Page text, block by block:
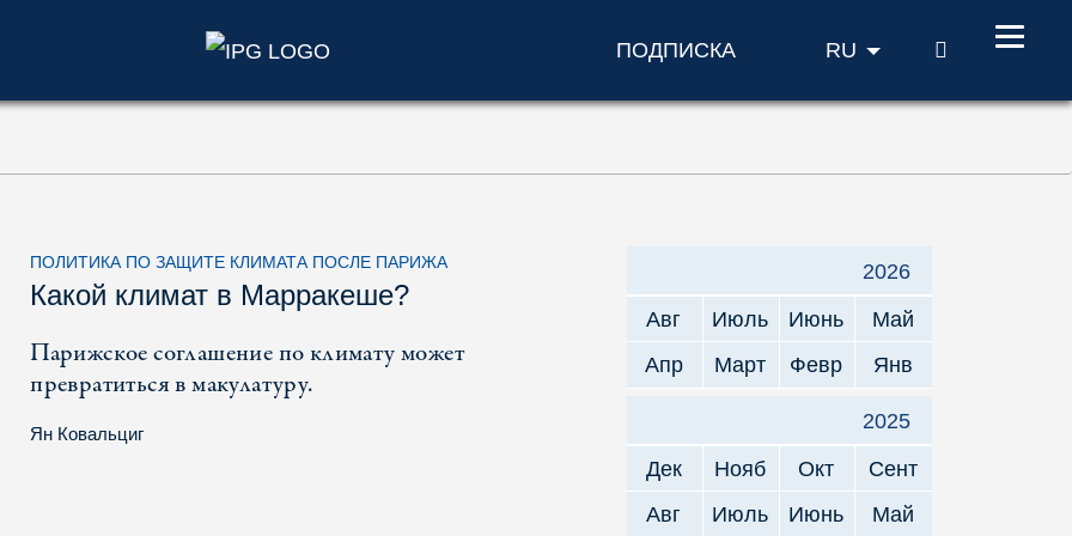
ПОДПИСКА RU ПОИСК
ПОЛИТИКА ПО ЗАЩИТЕ КЛИМАТА ПОСЛЕ ПАРИЖА
Какой климат в Марракеше?
Парижское соглашение по климату может
превратиться в макулатуру.
Ян Ковальциг
2026
Авг
Июль Июнь
Май
Апр
Март Февр Янв
2025
Дек
Нояб Окт
Сент
Авг
Июль Июнь
Май